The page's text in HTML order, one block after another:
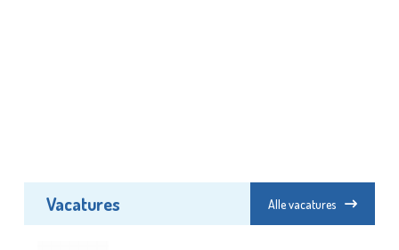
Vacatures Alle vacatures